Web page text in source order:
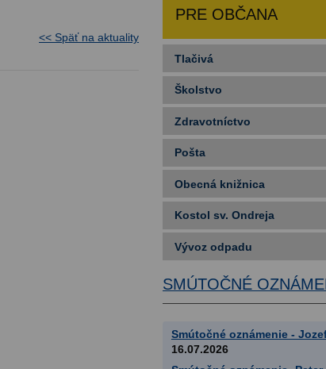
<< Späť na aktuality
PRE OBČANA
Tlačivá
Školstvo
Zdravotníctvo
Pošta
Obecná knižnica
Kostol sv. Ondreja
Vývoz odpadu
SMÚTOČNÉ
Smútočné oznámenie -
16.07.2026